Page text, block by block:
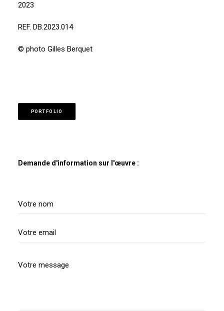
2023
REF. DB.2023.014
© photo Gilles Berquet
PORTFOLIO
Demande d'information sur l'œuvre :